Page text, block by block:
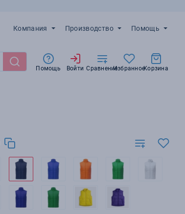
Компания Производство Помощь
Помощь Войти СравнениеИзбранноеКорзина